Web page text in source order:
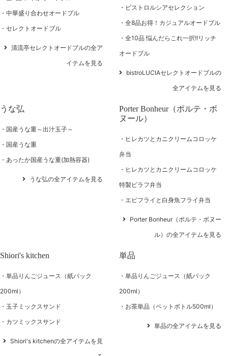
中華盛り合わせオードブル
セレクトオードブル
清流亭セレクトオードブルの全ア
イテムを見る
ビストロルシアセレクション
全8品お得！カジュアルオードブル
全10品 悩んだらこれ一択!!リッチ
オードブル
bistroLUCIAセレクトオードブルの
全アイテムを見る
うな弘
国産うな重～出汁玉子～
国産うな重
あったか国産うな重(加熱容器)
うな弘の全アイテムを見る
Porter Bonheur（ポルテ・ボ
ヌール）
ヒレカツとカニクリームコロッケ
弁当
ヒレカツとカニクリームコロッケ
特製ピラフ弁当
エビフライと白身魚フライ弁当
Porter Bonheur（ポルテ・ボヌー
ル）の全アイテムを見る
Shiori's kitchen
単品りんごジュース（紙パック
200ml）
玉子ミックスサンド
カツミックスサンド
Shiori's kitchenの全アイテムを見
単品
単品りんごジュース（紙パック
200ml）
お茶単品（ペットボトル500ml）
単品の全アイテムを見る